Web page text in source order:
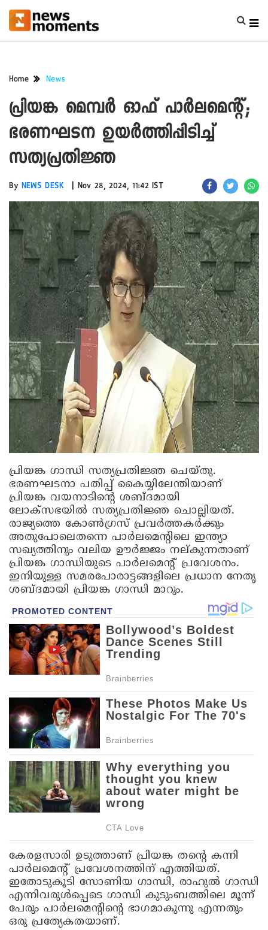
Home News
പ്രിയങ്ക മെമ്പർ ഓഫ് പാർലമെന്റ്;
ഭരണഘടന ഉയർത്തിപ്പിടിച്ച്
സത്യപ്രതിജ്ഞ
By NEWS DESK | Nov 28, 2024, 11:42 IST
പ്രിയങ്ക ഗാന്ധി സത്യപ്രതിജ്ഞ ചെയ്തു.
ഭരണഘടനാ പതിപ്പ് കൈയ്യിലേന്തിയാണ്
പ്രിയങ്ക വയനാടിന്റെ ശബ്ദമായി
ലോക്സഭയിൽ സത്യപ്രതിജ്ഞ ചൊല്ലിയത്.
രാജ്യത്തെ കോൺഗ്രസ് പ്രവർത്തകർക്കും
അതുപോലെതന്നെ പാർലമെന്റിലെ ഇന്ത്യാ
സഖ്യത്തിനും വലിയ ഊർജ്ജം നല്കുന്നതാണ്
പ്രിയങ്ക ഗാന്ധിയുടെ പാർലമെന്റ് പ്രവേശനം.
ഇനിയുള്ള സമരപോരാട്ടങ്ങളിലെ പ്രധാന നേതൃ
ശബ്ദമായി പ്രിയങ്ക ഗാന്ധി മാറും.
കേരളസാരി ഉടുത്താണ് പ്രിയങ്ക തന്റെ കന്നി
പാർലമെന്റ് പ്രവേശനത്തിന് എത്തിയത്.
ഇതോടുകൂടി സോണിയ ഗാന്ധി, രാഹുൽ ഗാന്ധി
എന്നിവരുൾപ്പെടെ ഗാന്ധി കുടുംബത്തിലെ മൂന്ന്
പേരും പാർലമെന്റിന്റെ ഭാഗമാകുന്നു എന്നതും
ഒരു പ്രത്യേകതയാണ്.